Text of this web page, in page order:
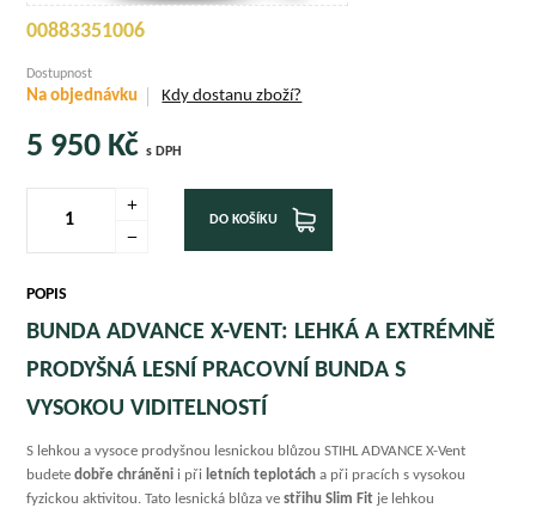
00883351006
Dostupnost
Na objednávku Kdy dostanu zboží?
5 950 Kčs DPH
DO KOŠÍKU
POPIS
BUNDA ADVANCE X-VENT: LEHKÁ A EXTRÉMNĚ
PRODYŠNÁ LESNÍ PRACOVNÍ BUNDA S
VYSOKOU VIDITELNOSTÍ
S lehkou a vysoce prodyšnou lesnickou blůzou STIHL ADVANCE X-Vent
budetedobře chráněni i při letních teplotách a při pracích s vysokou
fyzickou aktivitou. Tato lesnická blůza vestřihu Slim Fit je lehkou